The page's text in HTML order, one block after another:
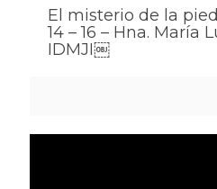
El misterio de la
14 – 16 – Hna. María
IDMJI￼